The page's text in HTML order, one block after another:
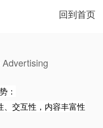
回到首页
：
、交互性，内容丰富性